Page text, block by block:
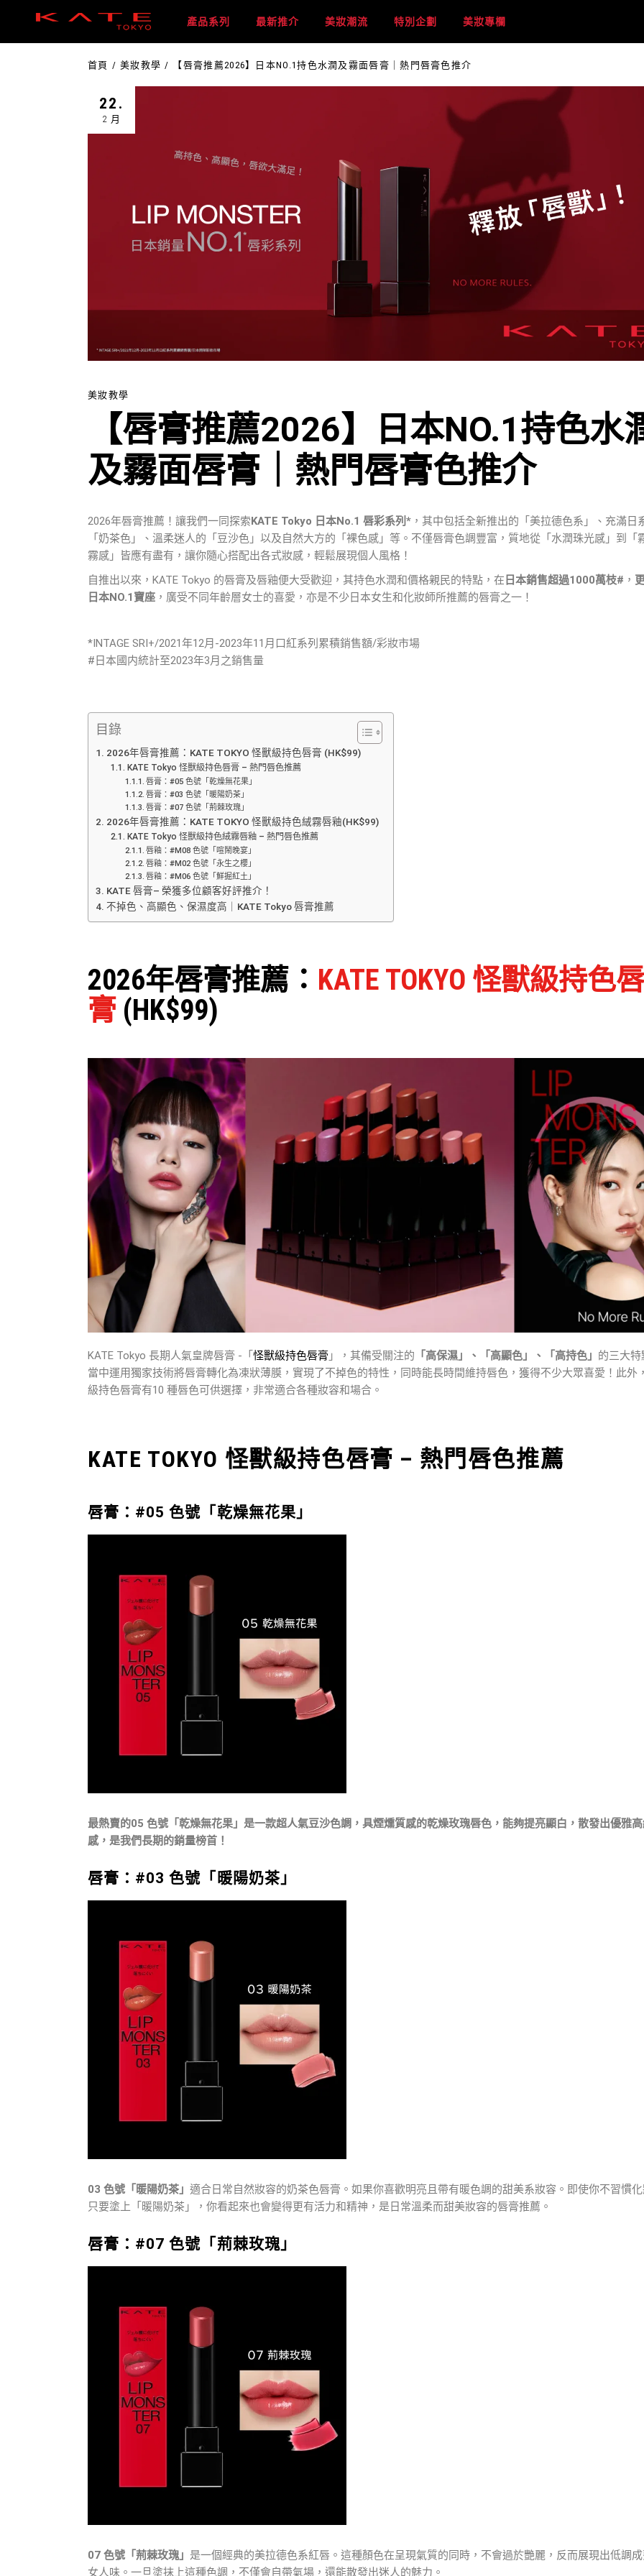
產品系列 最新推介 美妝潮流 特別企劃 美妝專欄
首頁 美妝教學 【唇膏推薦2026】日本NO.1持色水潤及霧面唇膏｜熱門唇膏色推介
22.
2 月
美妝教學
【唇膏推薦2026】日本NO.1持色水
及霧面唇膏｜熱門唇膏色推介
2026年唇膏推薦！讓我們一同探索KATE Tokyo 日本No.1 唇彩系列* ，其中包括全新推出的「美拉德色系」、充滿日
「奶茶色」、溫柔迷人的「豆沙色」以及自然大方的「裸色感」等。不僅唇膏色調豐富，質地從「水潤珠光感」到「
霧感」皆應有盡有，讓你隨心搭配出各式妝感，輕鬆展現個人風格！
自推出以來，KATE Tokyo 的唇膏及唇釉便大受歡迎，其持色水潤和價格親民的特點，在 日本銷售超過1000萬枝# ，
日本NO.1寶座 ，廣受不同年齡層女士的喜愛，亦是不少日本女生和化妝師所推薦的唇膏之一！
*INTAGE SRI+/2021年12月-2023年11月口紅系列累積銷售額/彩妝市場
#日本國内統計至2023年3月之銷售量
目錄
2026年唇膏推薦：KATE TOKYO 怪獸級持色唇膏 (HK$99)
KATE Tokyo 怪獸級持色唇膏 – 熱門唇色推薦
唇膏：#05 色號「乾燥無花果」
唇膏：#03 色號「暖陽奶茶」
唇膏：#07 色號「荊棘玫瑰」
2026年唇膏推薦：KATE TOKYO 怪獸級持色絨霧唇釉(HK$99)
KATE Tokyo 怪獸級持色絨霧唇釉 – 熱門唇色推薦
唇釉：#M08 色號「喧鬧晚宴」
唇釉：#M02 色號「永生之櫻」
唇釉：#M06 色號「鮮掘紅土」
KATE 唇膏– 榮獲多位顧客好評推介！
不掉色、高顯色、保濕度高｜KATE Tokyo 唇膏推薦
2026年唇膏推薦： KATE TOKYO 怪獸級持色唇
膏 (HK$99)
KATE Tokyo 長期人氣皇牌唇膏 -「 怪獸級持色唇膏 」，其備受關注的 「高保濕」、「高顯色」、「高持色」 的三大特
當中運用獨家技術將唇膏轉化為凍狀薄膜，實現了不掉色的特性，同時能長時間維持唇色，獲得不少大眾喜愛！此外
級持色唇膏有10 種唇色可供選擇，非常適合各種妝容和場合。
KATE TOKYO 怪獸級持色唇膏 – 熱門唇色推薦
唇膏：#05 色號「乾燥無花果」
最熱賣的05 色號「乾燥無花果」 是一款超人氣豆沙色調，具煙燻質感的乾燥玫瑰唇色，能夠提亮顯白，散發出優雅
感，是我們長期的銷量榜首！
唇膏：#03 色號「暖陽奶茶」
03 色號「暖陽奶茶」 適合日常自然妝容的奶茶色唇膏。如果你喜歡明亮且帶有暖色調的甜美系妝容。即使你不習慣
只要塗上「暖陽奶茶」，你看起來也會變得更有活力和精神，是日常溫柔而甜美妝容的唇膏推薦。
唇膏：#07 色號「荊棘玫瑰」
07 色號「荊棘玫瑰」 是一個經典的美拉德色系紅唇。這種顏色在呈現氣質的同時，不會過於艷麗，反而展現出低調
女人味。一旦塗抹上這種色調，不僅會自帶氣場，還能散發出迷人的魅力。